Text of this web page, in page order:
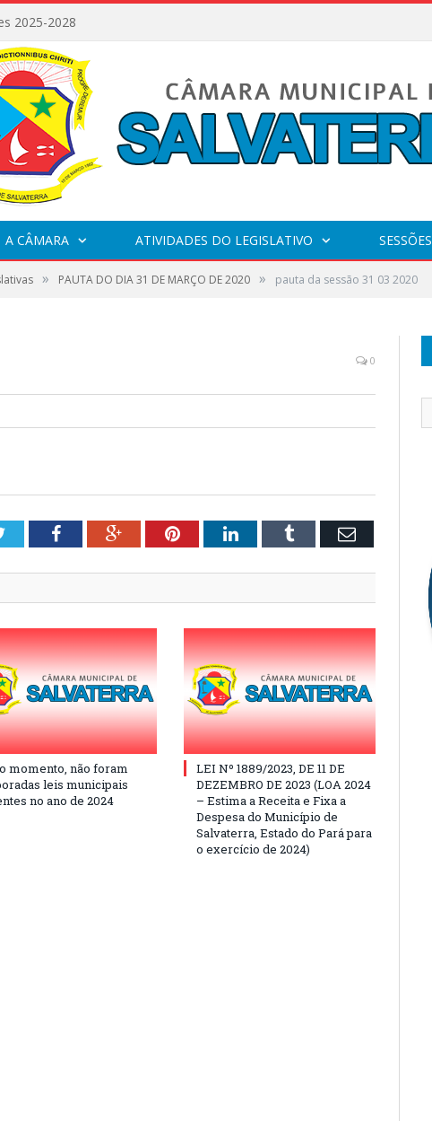
2025-2028
A CÂMARA ATIVIDADES DO LEGISLATIVO SESSÕES
» PAUTA DO DIA 31 DE MARÇO DE 2020 » pauta da sessão 31 03 2020
0
TwitterFacebookGoogle+PinterestLinkedInTumblr Email
momento, não foram
leis municipais
no ano de 2024
LEI Nº 1889/2023, DE 11 DE
DEZEMBRO DE 2023 (LOA 2024
– Estima a Receita e Fixa a
Despesa do Município de
Salvaterra, Estado do Pará para
o exercício de 2024)